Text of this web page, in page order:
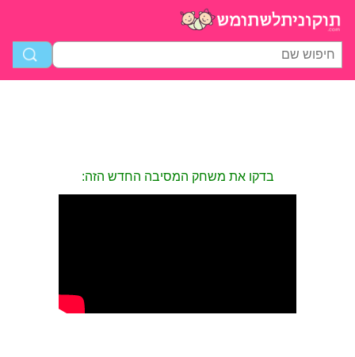
בדקו את משחק המסיבה החדש הזה: